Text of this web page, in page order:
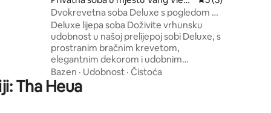
g
Dvokrevetna soba Deluxe s pogledom na
planine
Deluxe lijepa soba Doživite vrhunsku
udobnost u našoj prelijepoj sobi Deluxe, s
prostranim bračnim krevetom,
elegantnim dekorom i udobnim
prostorom za sjedenje. Uživajte u
zadivljujućem pogledu sa svog privatnog
balkona ili velikih prozora. Soba uključuje
Bazen · Udobnost · Čistoća
Tha Heua